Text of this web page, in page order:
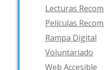
Lecturas
Películas
Rampa Digital
Voluntariado
Web Accesible